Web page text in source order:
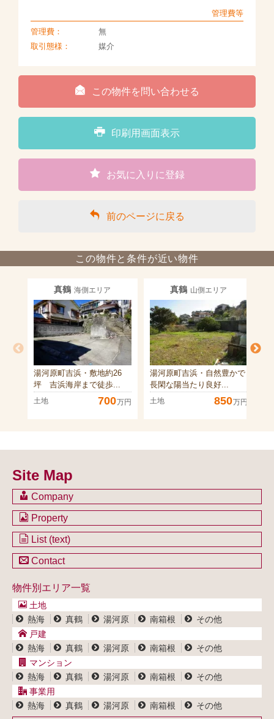
管理費等
管理費：
無
取引態様：
媒介
この物件を問い合わせる
印刷用画面表示
お気に入りに登録
前のページに戻る
この物件と条件が近い物件
真鶴 海側エリア
湯河原町吉浜・敷地約26
坪 吉浜海岸まで徒歩...
土地 700万円
真鶴 山側エリア
湯河原町吉浜・自然豊かで
長閑な陽当たり良好...
土地 850万円
Site Map
Company
会社のご案内
不動産を購入したい方
不動産を売却したい方
不動産買取システム
Property
土地一覧
戸建一覧
マンション一覧
事業用物件一覧
List (text)
土地一覧
マンション一覧
事業用物件一覧
Contact
ブログ
プライバシーポリシー
サイトポリシー
物件別エリア一覧
土地
熱海
真鶴 湯河原 南箱根
その他
戸建
熱海
真鶴 湯河原 南箱根
その他
マンション
熱海
真鶴 湯河原 南箱根
その他
事業用
熱海
真鶴 湯河原 南箱根 その他